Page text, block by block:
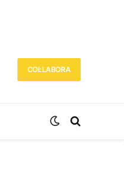
COL·LABORA